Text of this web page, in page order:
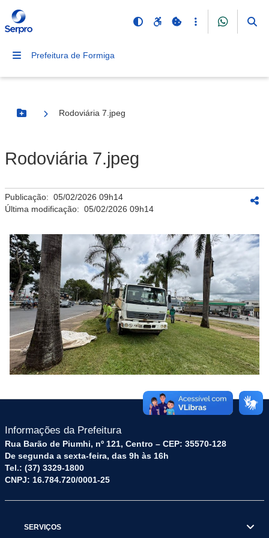
Prefeitura de Formiga
Botão Menu
Rodoviária 7.jpeg
Rodoviária 7.jpeg
Publicação: 05/02/2026 09h14
Última modificação: 05/02/2026 09h14
Informações da Prefeitura
Rua Barão de Piumhi, nº 121, Centro – CEP: 35570-128
De segunda a sexta-feira, das 9h às 16h
Tel.: (37) 3329-1800
CNPJ: 16.784.720/0001-25
SERVIÇOS